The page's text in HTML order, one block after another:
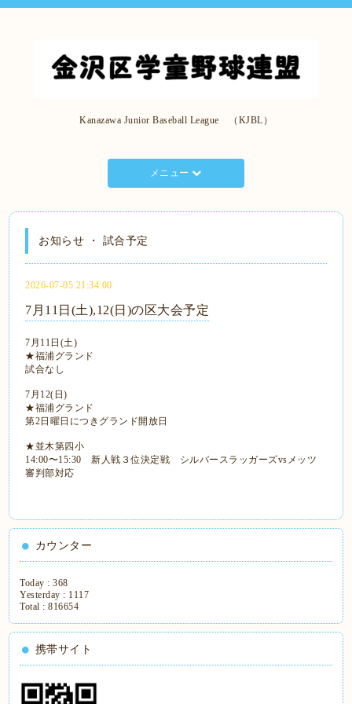
Kanazawa Junior Baseball League （KJBL）
メニュー
お知らせ ・ 試合予定
2026-07-05 21:34:00
7月11日(土),12(日)の区大会予定
7月11日(土)
★福浦グランド
試合なし
7月12(日)
★福浦グランド
第2日曜日につきグランド開放日
★並木第四小
14:00〜15:30 新人戦３位決定戦 シルバースラッガーズvsメッツ
審判部対応
カウンター
Today :368
Yesterday : 1117
Total :816654
携帯サイト